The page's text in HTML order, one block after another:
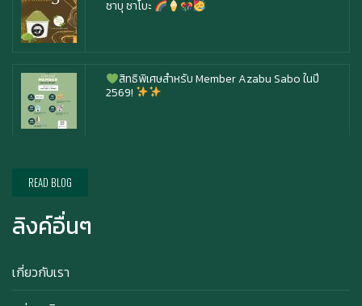
READ BLOG
ลิงค์อื่นๆ
เกี่ยวกับเรา